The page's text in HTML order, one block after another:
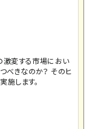
激変する市場におい
べきなのか？ そのヒ
施します。